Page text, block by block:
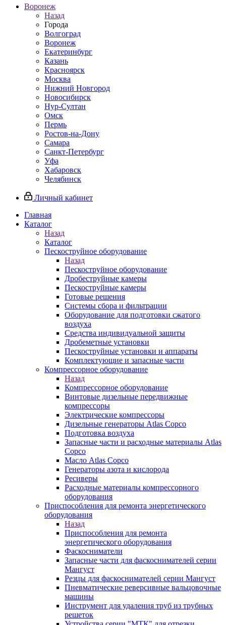
Воронеж
Назад
Города
Волгоград
Воронеж
Екатеринбург
Казань
Красноярск
Москва
Нижний Новгород
Новосибирск
Нур-Султан
Омск
Пермь
Ростов-на-Дону
Самара
Санкт-Петербург
Уфа
Хабаровск
Челябинск
Личный кабинет
Главная
Каталог
Назад
Каталог
Пескоструйное оборудование
Назад
Пескоструйное оборудование
Дробеструйные камеры
Пескоструйные камеры
Готовые решения
Системы сбора и фильтрации
Оборудование для подготовки сжатого
воздуха
Средства индивидуальной защиты
Дробеметные установки
Пескоструйные установки и аппараты
Комплектующие и запасные части
Компрессорное оборудование
Назад
Компрессорное оборудование
Винтовые дизельные передвижные
компрессоры
Электрические компрессоры
Дизельные генераторы Atlas Copco
Подготовка воздуха
Запасные части и расходные материалы Atlas
Copco
Масло Atlas Copco
Генераторы азота и кислорода
Ресиверы
Расходные материалы компрессорного
оборудования
Приспособления для ремонта энергетического
оборудования
Назад
Приспособления для ремонта
энергетического оборудования
Фаскосниматели
Запасные части для фаскоснимателей серии
Мангуст
Резцы для фаскоснимателей серии Мангуст
Пневматические реверсивные вальцовочные
машины
Инструмент для удаления труб из трубных
решеток